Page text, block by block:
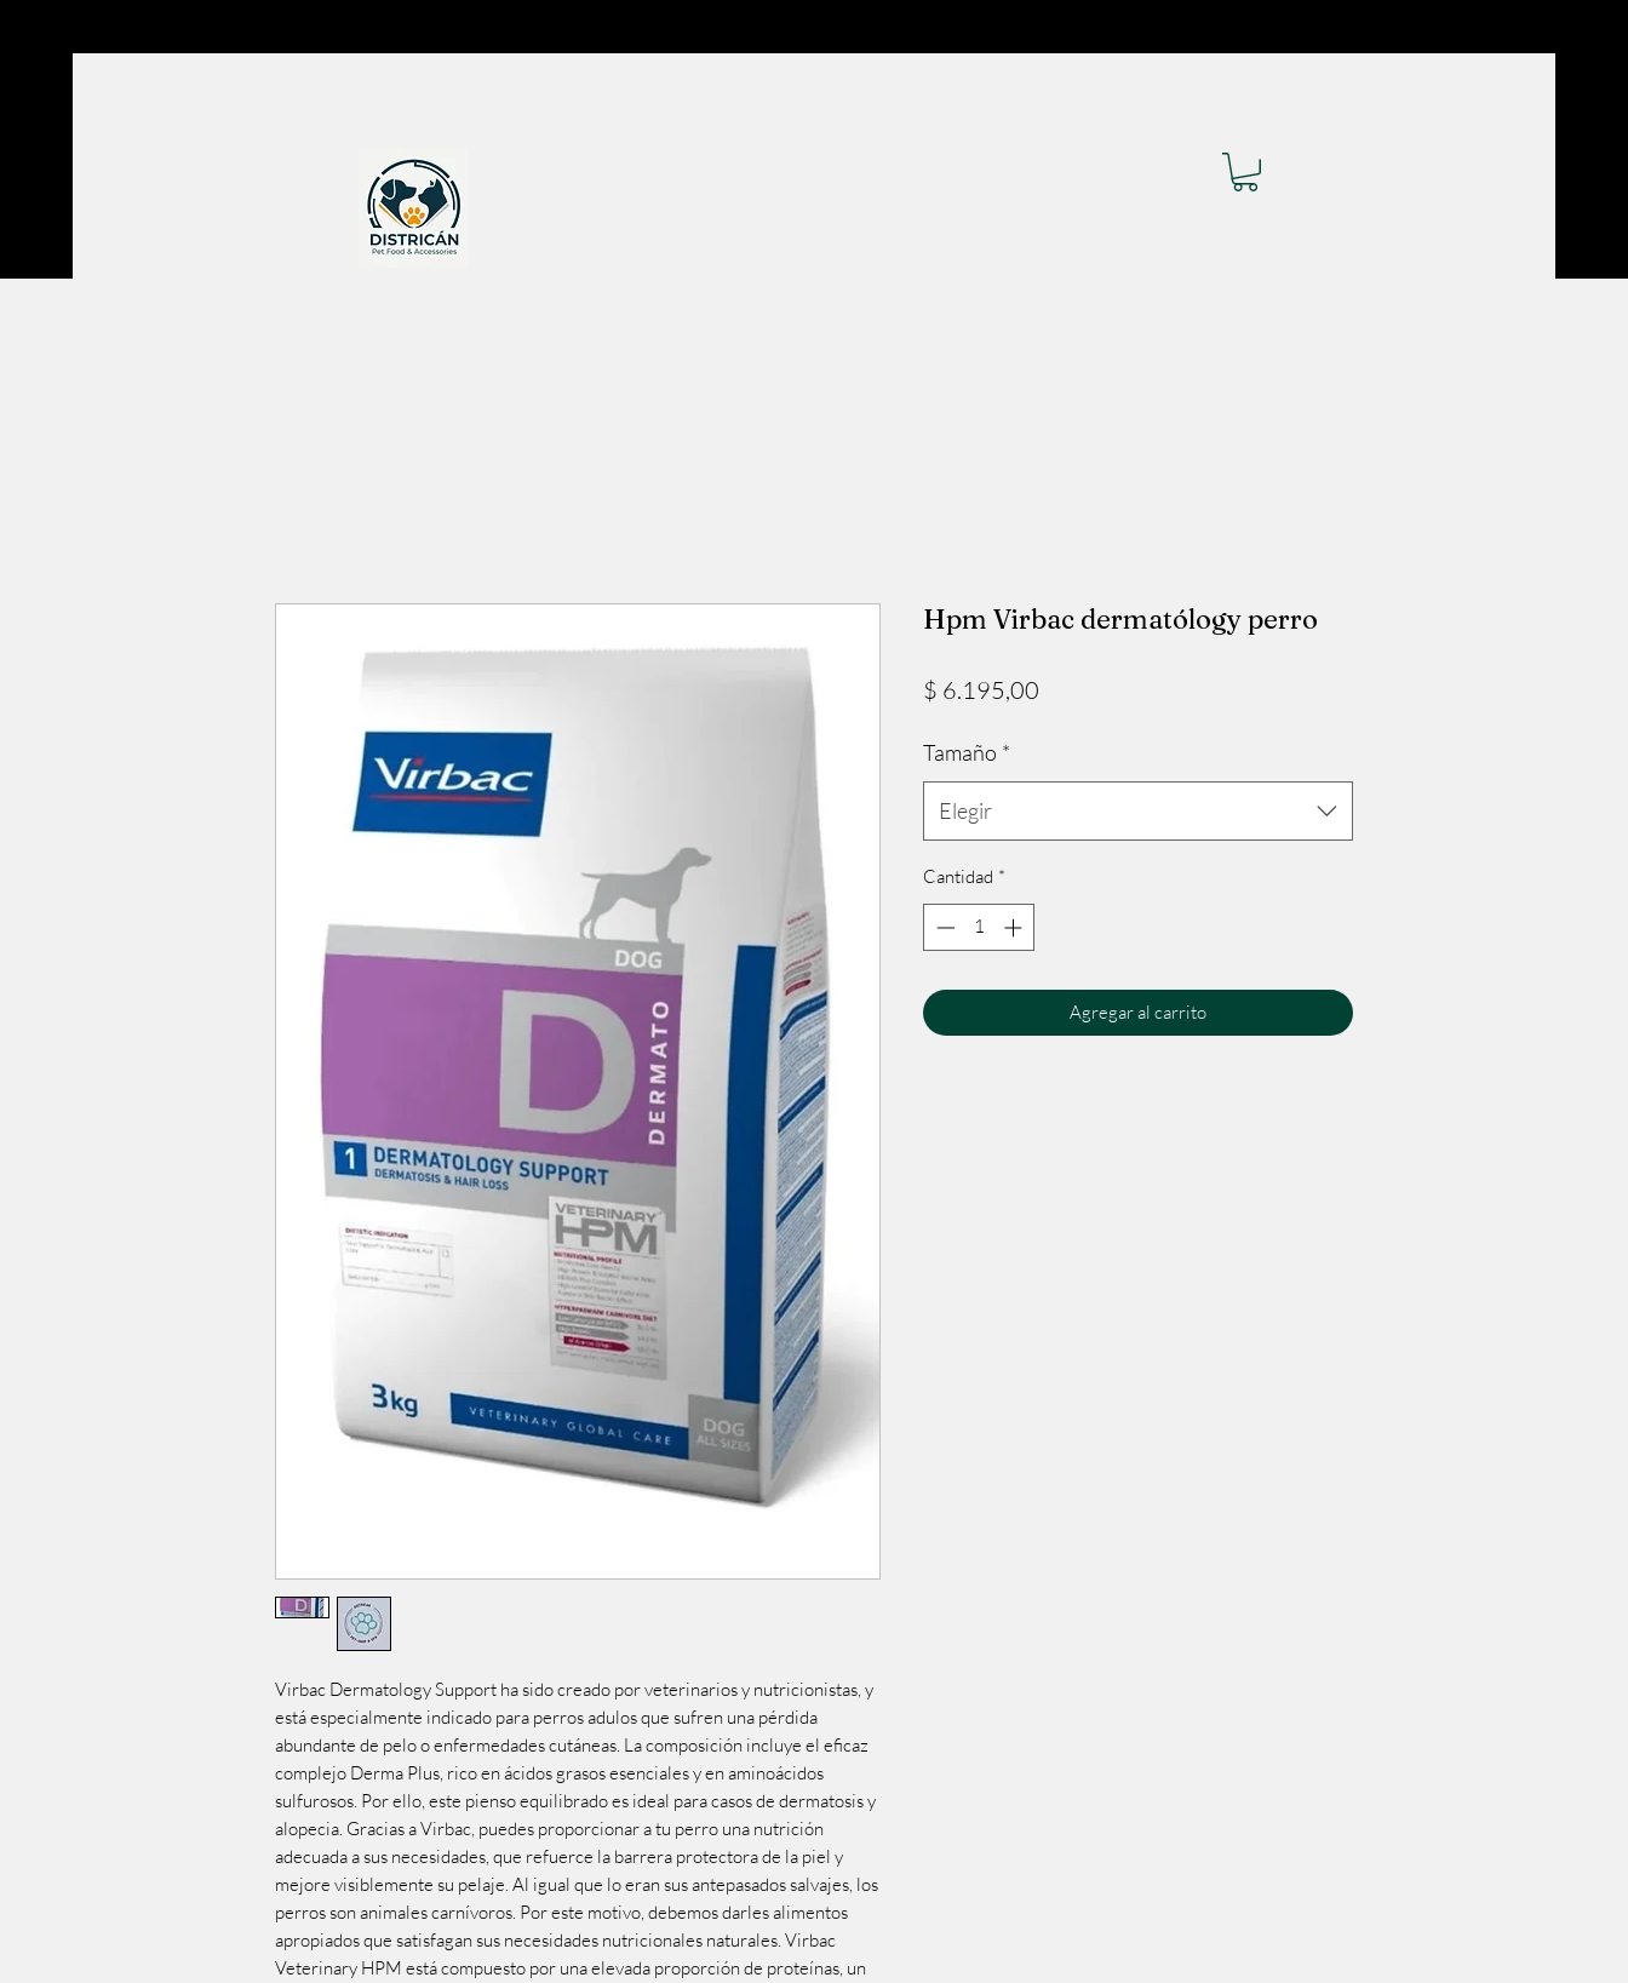
Virbac Dermatology Support ha sido creado por veterinarios y nutricionistas, y
está especialmente indicado para perros adulos que sufren una pérdida
abundante de pelo o enfermedades cutáneas. La composición incluye el eficaz
complejo Derma Plus, rico en ácidos grasos esenciales y en aminoácidos
sulfurosos. Por ello, este pienso equilibrado es ideal para casos de dermatosis y
alopecia. Gracias a Virbac, puedes proporcionar a tu perro una nutrición
adecuada a sus necesidades, que refuerce la barrera protectora de la piel y
mejore visiblemente su pelaje. Al igual que lo eran sus antepasados salvajes, los
perros son animales carnívoros. Por este motivo, debemos darles alimentos
apropiados que satisfagan sus necesidades nutricionales naturales. Virbac
Veterinary HPM está compuesto por una elevada proporción de proteínas, un
Hpm Virbac dermatólogy perro
$ 6.195,00
Tamaño *
Elegir
Cantidad *
Agregar al carrito